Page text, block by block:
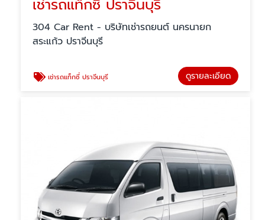
เช่ารถแท็กซี่ ปราจีนบุรี
304 Car Rent - บริษัทเช่ารถยนต์ นครนายก
สระแก้ว ปราจีนบุรี
เช่ารถแท็กซี่ ปราจีนบุรี ดูรายละเอียด